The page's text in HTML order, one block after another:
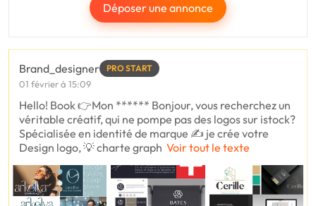
Déposer une annonce
Brand_designer PRO START
01 février à 15:09
Hello! Book 👉Mon ****** Bonjour, vous recherchez un
véritable créatif, qui ne pompe pas des logos sur istock?
Spécialisée en identité de marque ✍️ je crée votre
Design logo, 💡 charte graph Voir tout le texte